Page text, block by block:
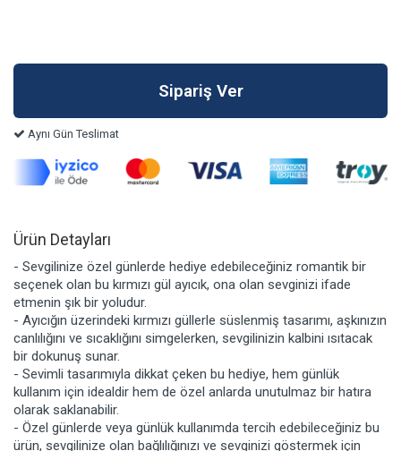
Aynı Gün Teslimat
Ürün Detayları
- Sevgilinize özel günlerde hediye edebileceğiniz romantik bir
seçenek olan bu kırmızı gül ayıcık, ona olan sevginizi ifade
etmenin şık bir yoludur.
- Ayıcığın üzerindeki kırmızı güllerle süslenmiş tasarımı, aşkınızın
canlılığını ve sıcaklığını simgelerken, sevgilinizin kalbini ısıtacak
bir dokunuş sunar.
- Sevimli tasarımıyla dikkat çeken bu hediye, hem günlük
kullanım için idealdir hem de özel anlarda unutulmaz bir hatıra
olarak saklanabilir.
- Özel günlerde veya günlük kullanımda tercih edebileceğiniz bu
ürün, sevgilinize olan bağlılığınızı ve sevginizi göstermek için